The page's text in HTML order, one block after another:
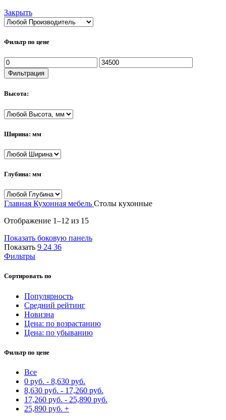
Закрыть
Фильтр по цене
Минимальная
цена
Максимальная
цена
Фильтрация
Высота:
Ширина: мм
Глубина: мм
Главная Кухонная мебель Столы кухонные
Отображение 1–12 из 15Сортировка:
недавние
Показать боковую панель
Показать 9 24 36
Фильтры
Сортировать по
Популярность
Средний рейтинг
Новизна
Цена: по возрастанию
Цена: по убыванию
Фильтр по цене
Все
0 руб. - 8,630 руб.
8,630 руб. - 17,260 руб.
17,260 руб. - 25,890 руб.
25,890 руб. +